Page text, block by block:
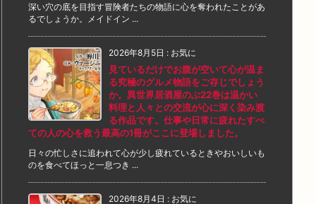
深い穴の底を目指す冒険者たちの物語に心を奪われたことがあ
るでしょうか。メイドイン ...
2026年8月5日 : お気に
見ているだけでお腹が空いて心が温ま
る究極のグルメ物語をご存じでしょう
か。異世界居酒屋のぶ22巻は温かい
料理と人々との交流が心に深く染み渡
る作品です。仕事や日常に疲れたすべ
ての人の心を救う最高の1冊がここに登場しました。
日々の忙しさに追われて心が少し疲れているときやおいしいも
のを食べてほっと一息つき ...
2026年8月4日 : お気に